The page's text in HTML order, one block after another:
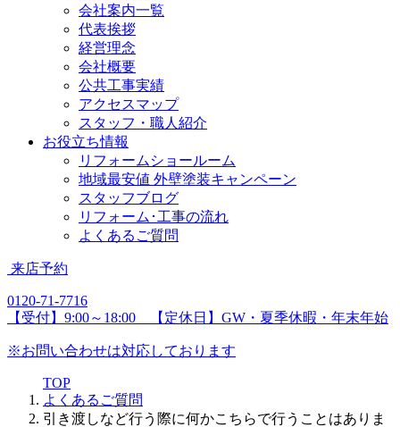
会社案内一覧
代表挨拶
経営理念
会社概要
公共工事実績
アクセスマップ
スタッフ・職人紹介
お役立ち情報
リフォームショールーム
地域最安値 外壁塗装キャンペーン
スタッフブログ
リフォーム･工事の流れ
よくあるご質問
来店予約
0120-71-7716
【受付】9:00～18:00 【定休日】GW・夏季休暇・年末年始
※お問い合わせは対応しております
TOP
よくあるご質問
引き渡しなど行う際に何かこちらで行うことはありま